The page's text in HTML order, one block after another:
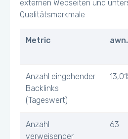
externen Webseiten und
Qualitätsmerkmale
Metric
Anzahl eingehender
Backlinks
(Tageswert)
Anzahl
verweisender
63